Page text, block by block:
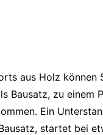
aus Holz können
Bausatz, zu einem
Ein
startet bei